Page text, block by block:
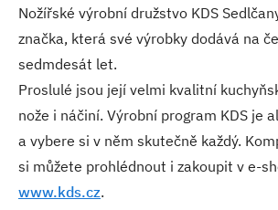
Nožířské výrobní družstvo KDS
značka, která své výrobky dodává na
sedmdesát let.
Proslulé jsou její velmi kvalitní
nože i náčiní. Výrobní program KDS je
a vybere si v něm skutečně každý.
si můžete prohlédnout i zakoupit v e-
www.kds.cz.